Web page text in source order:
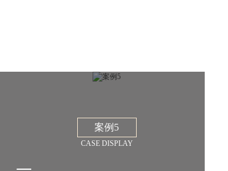
案例5
CASE DISPLAY